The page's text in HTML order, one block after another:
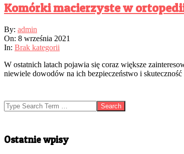
Komórki macierzyste w
2021-
09-
08
By: admin
On: 8 września 2021
In: Brak kategorii
W ostatnich latach pojawia się coraz większe
niewiele dowodów na ich bezpieczeństwo i
Search
Ostatnie wpisy